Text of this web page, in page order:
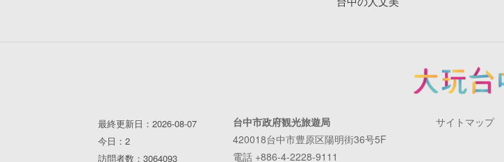
最終更新日：2026-08-07
今日：2
訪問者数：3064093
台中市政府観光旅遊局
420018台中市豊原区陽明街36号5F
電話 +886-4-2228-9111
サイトマップ